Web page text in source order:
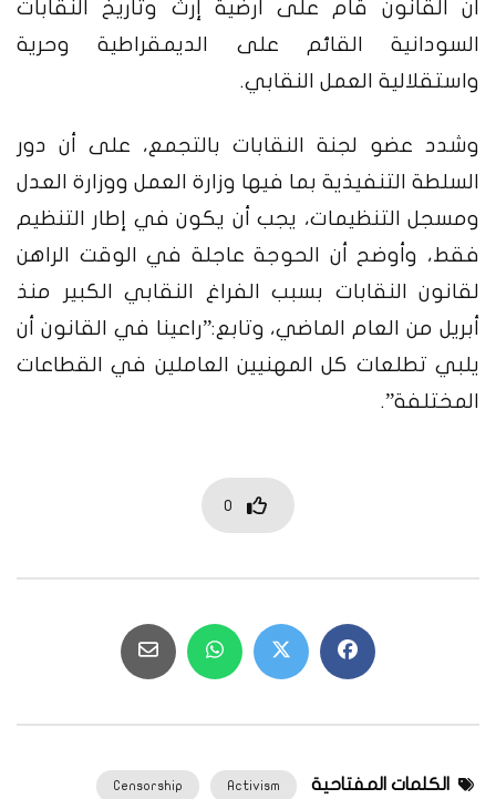
أن القانون قام على أرضية إرث وتأريخ النقابات
السودانية القائم على الديمقراطية وحرية
واستقلالية العمل النقابي.
وشدد عضو لجنة النقابات بالتجمع، على أن دور
السلطة التنفيذية بما فيها وزارة العمل ووزارة العدل
ومسجل التنظيمات، يجب أن يكون في إطار التنظيم
فقط، وأوضح أن الحوجة عاجلة في الوقت الراهن
لقانون النقابات بسبب الفراغ النقابي الكبير منذ
أبريل من العام الماضي، وتابع:”راعينا في القانون أن
يلبي تطلعات كل المهنيين العاملين في القطاعات
المختلفة”.
0
الكلمات المفتاحية Activism
Censorship